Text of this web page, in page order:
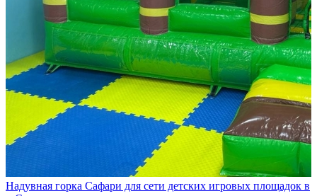
Надувная горка Сафари для сети детских игровых площадок в